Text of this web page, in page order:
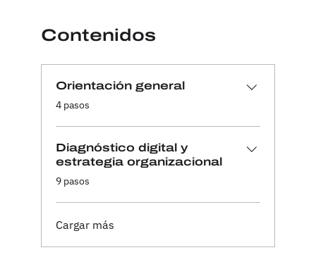
Contenidos
Orientación general
.
4 pasos
Diagnóstico digital y
estrategia organizacional
.9 pasos
Cargar más